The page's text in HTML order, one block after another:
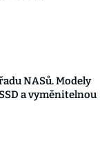
NASů. Modely
a vyměnitelnou